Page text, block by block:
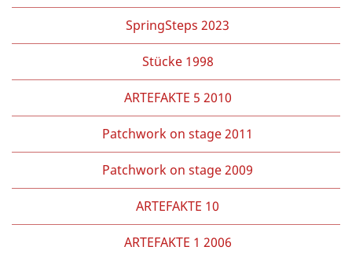
SpringSteps 2023
Stücke 1998
ARTEFAKTE 5 2010
Patchwork on stage 2011
Patchwork on stage 2009
ARTEFAKTE 10
ARTEFAKTE 1 2006